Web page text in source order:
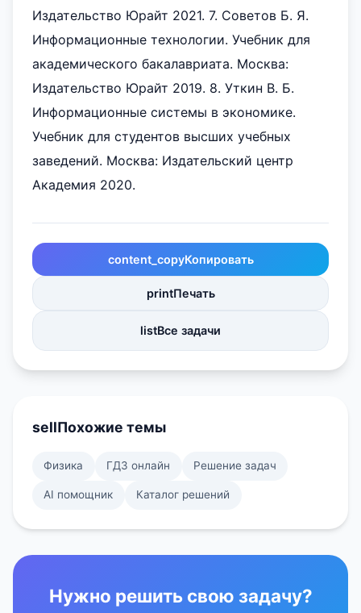
Издательство Юрайт 2021. 7. Советов Б. Я.
Информационные технологии. Учебник для
академического бакалавриата. Москва:
Издательство Юрайт 2019. 8. Уткин В. Б.
Информационные системы в экономике.
Учебник для студентов высших учебных
заведений. Москва: Издательский центр
Академия 2020.
content_copyКопировать
printПечать
listВсе задачи
sellПохожие темы
Физика ГДЗ онлайн Решение задач
AI помощник Каталог решений
Нужно решить свою задачу?